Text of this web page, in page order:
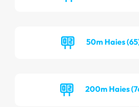
50m Haies
200m Haies